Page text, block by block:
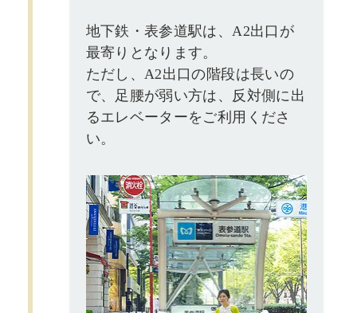
地下鉄・表参道駅は、A2出口が
最寄りとなります。
ただし、A2出口の階段は長いの
で、足腰が弱い方は、反対側に出
るエレベーターをご利用くださ
い。